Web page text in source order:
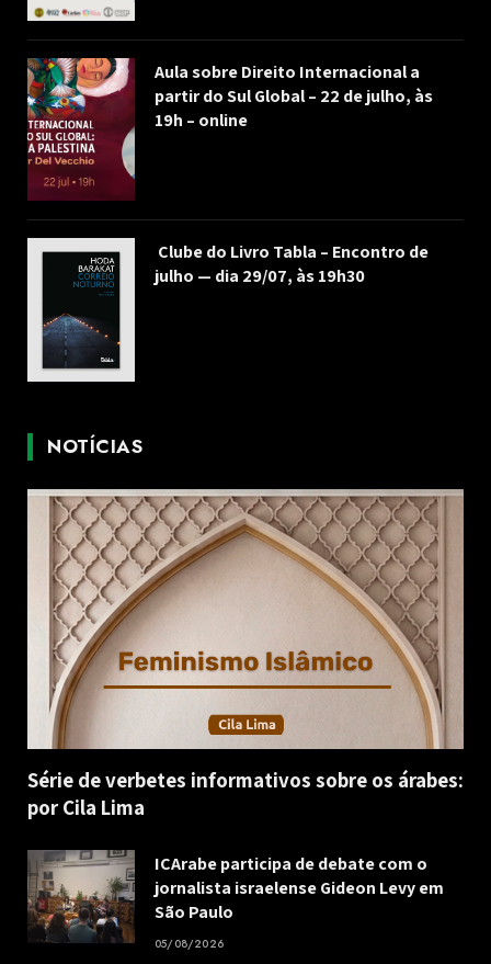
Aula sobre Direito Internacional a
partir do Sul Global – 22 de julho, às
19h – online
Clube do Livro Tabla – Encontro de
julho — dia 29/07, às 19h30
NOTÍCIAS
Série de verbetes informativos sobre os árabes:
por Cila Lima
ICArabe participa de debate com o
jornalista israelense Gideon Levy em
São Paulo
05/08/2026